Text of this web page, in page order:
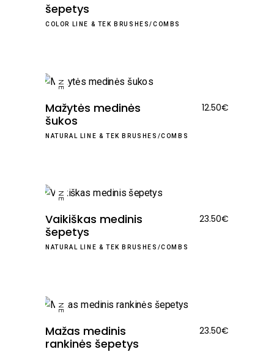
šepetys
COLOR LINE & TEK BRUSHES/COMBS
NEW
Mažytės medinės
šukos
12.50€
NATURAL LINE &TEK BRUSHES/COMBS
NEW
Vaikiškas medinis
šepetys
23.50€
NATURAL LINE & TEK BRUSHES/COMBS
NEW
Mažas medinis
rankinės šepetys
23.50€